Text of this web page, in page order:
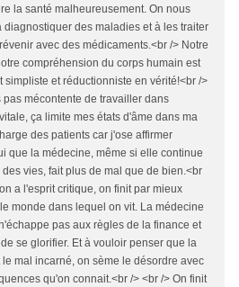
la santé malheureusement. On nous
diagnostiquer des maladies et à les traiter
avec des médicaments.<br /> Notre
compréhension du corps humain est
simpliste et réductionniste en vérité!<br />
pas mécontente de travailler dans
ça limite mes états d'âme dans ma
des patients car j'ose affirmer
que la médecine, même si elle continue
vies, fait plus de mal que de bien.<br
a l'esprit critique, on finit par mieux
monde dans lequel on vit. La médecine
pas aux règles de la finance et
se glorifier. Et à vouloir penser que la
le mal incarné, on sème le désordre avec
qu'on connait.<br /> <br /> On finit